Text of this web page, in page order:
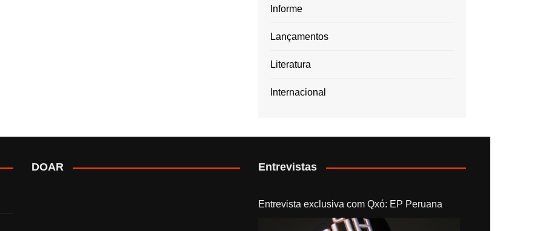
Informe
Lançamentos
Literatura
Internacional
DOAR Entrevistas
Entrevista exclusiva com Qxó: EP Peruana